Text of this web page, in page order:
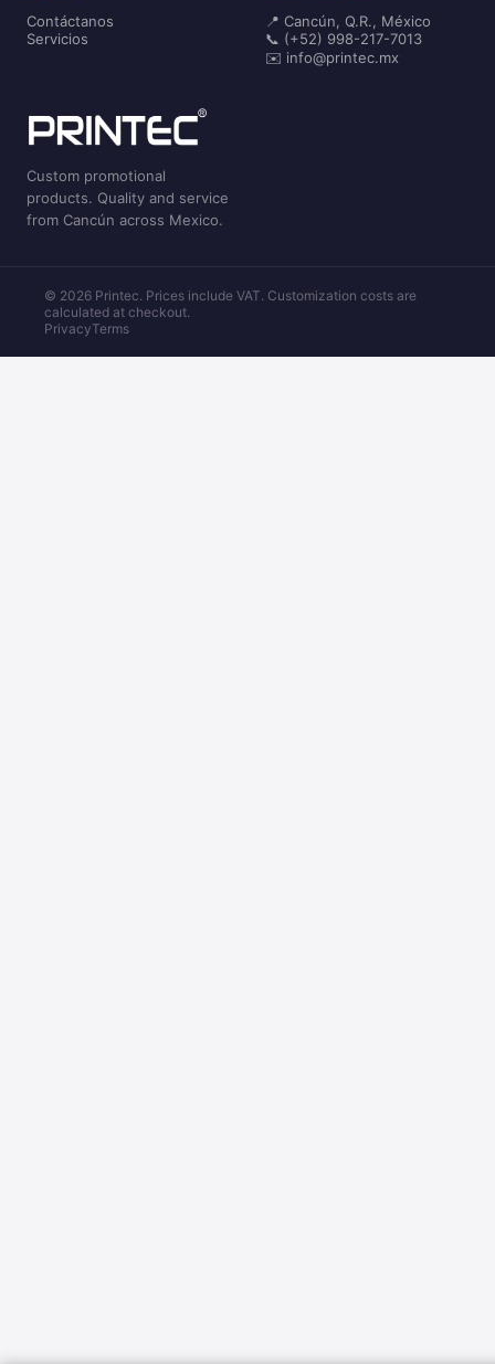
Contáctanos
Servicios
📍 Cancún, Q.R., México
📞 (+52) 998-217-7013
✉️ info@printec.mx
Custom promotional
products. Quality and service
from Cancún across Mexico.
© 2026 Printec. Prices include VAT. Customization costs are
calculated at checkout.
PrivacyTerms